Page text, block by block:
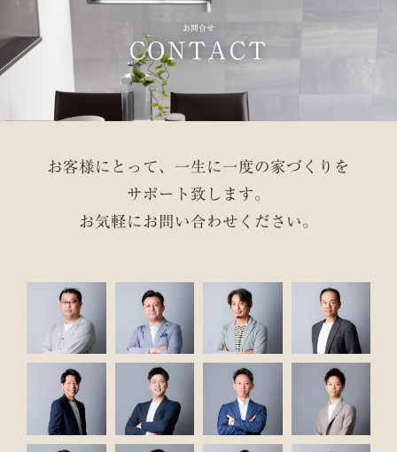
お問合せ
CONTACT
お客様にとって、一生に一度の家づくりを
サポート致します。
お気軽にお問い合わせください。